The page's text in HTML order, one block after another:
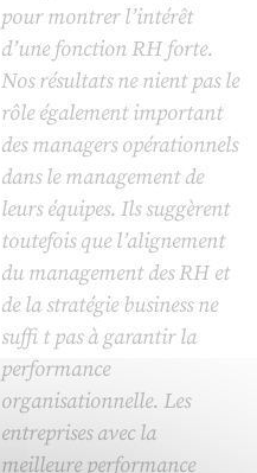
pour montrer l’intérêt
d’une fonction RH forte.
Nos résultats ne nient pas le
rôle également important
des managers opérationnels
dans le management de
leurs équipes. Ils suggèrent
toutefois que l’alignement
du management des RH et
de la stratégie business ne
suffi t pas à garantir la
performance
organisationnelle. Les
entreprises avec la
meilleure performance